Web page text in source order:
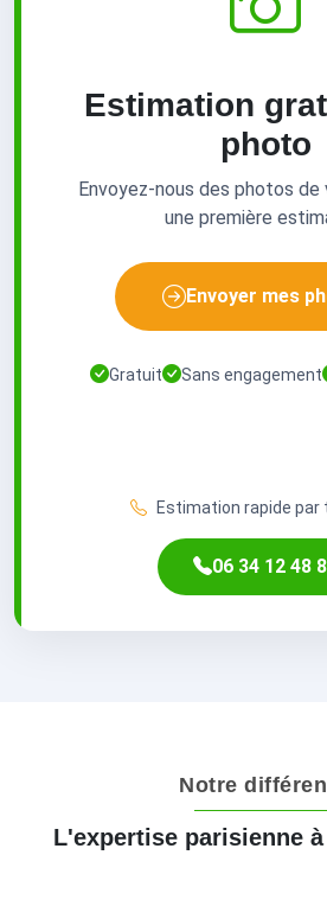
Estimation
photo
Envoyez-nous des photos
une première
Envoyer mes
Gratuit Sans engagement
Estimation rapide par
06 34 12 48
Notre
L'expertise parisienne